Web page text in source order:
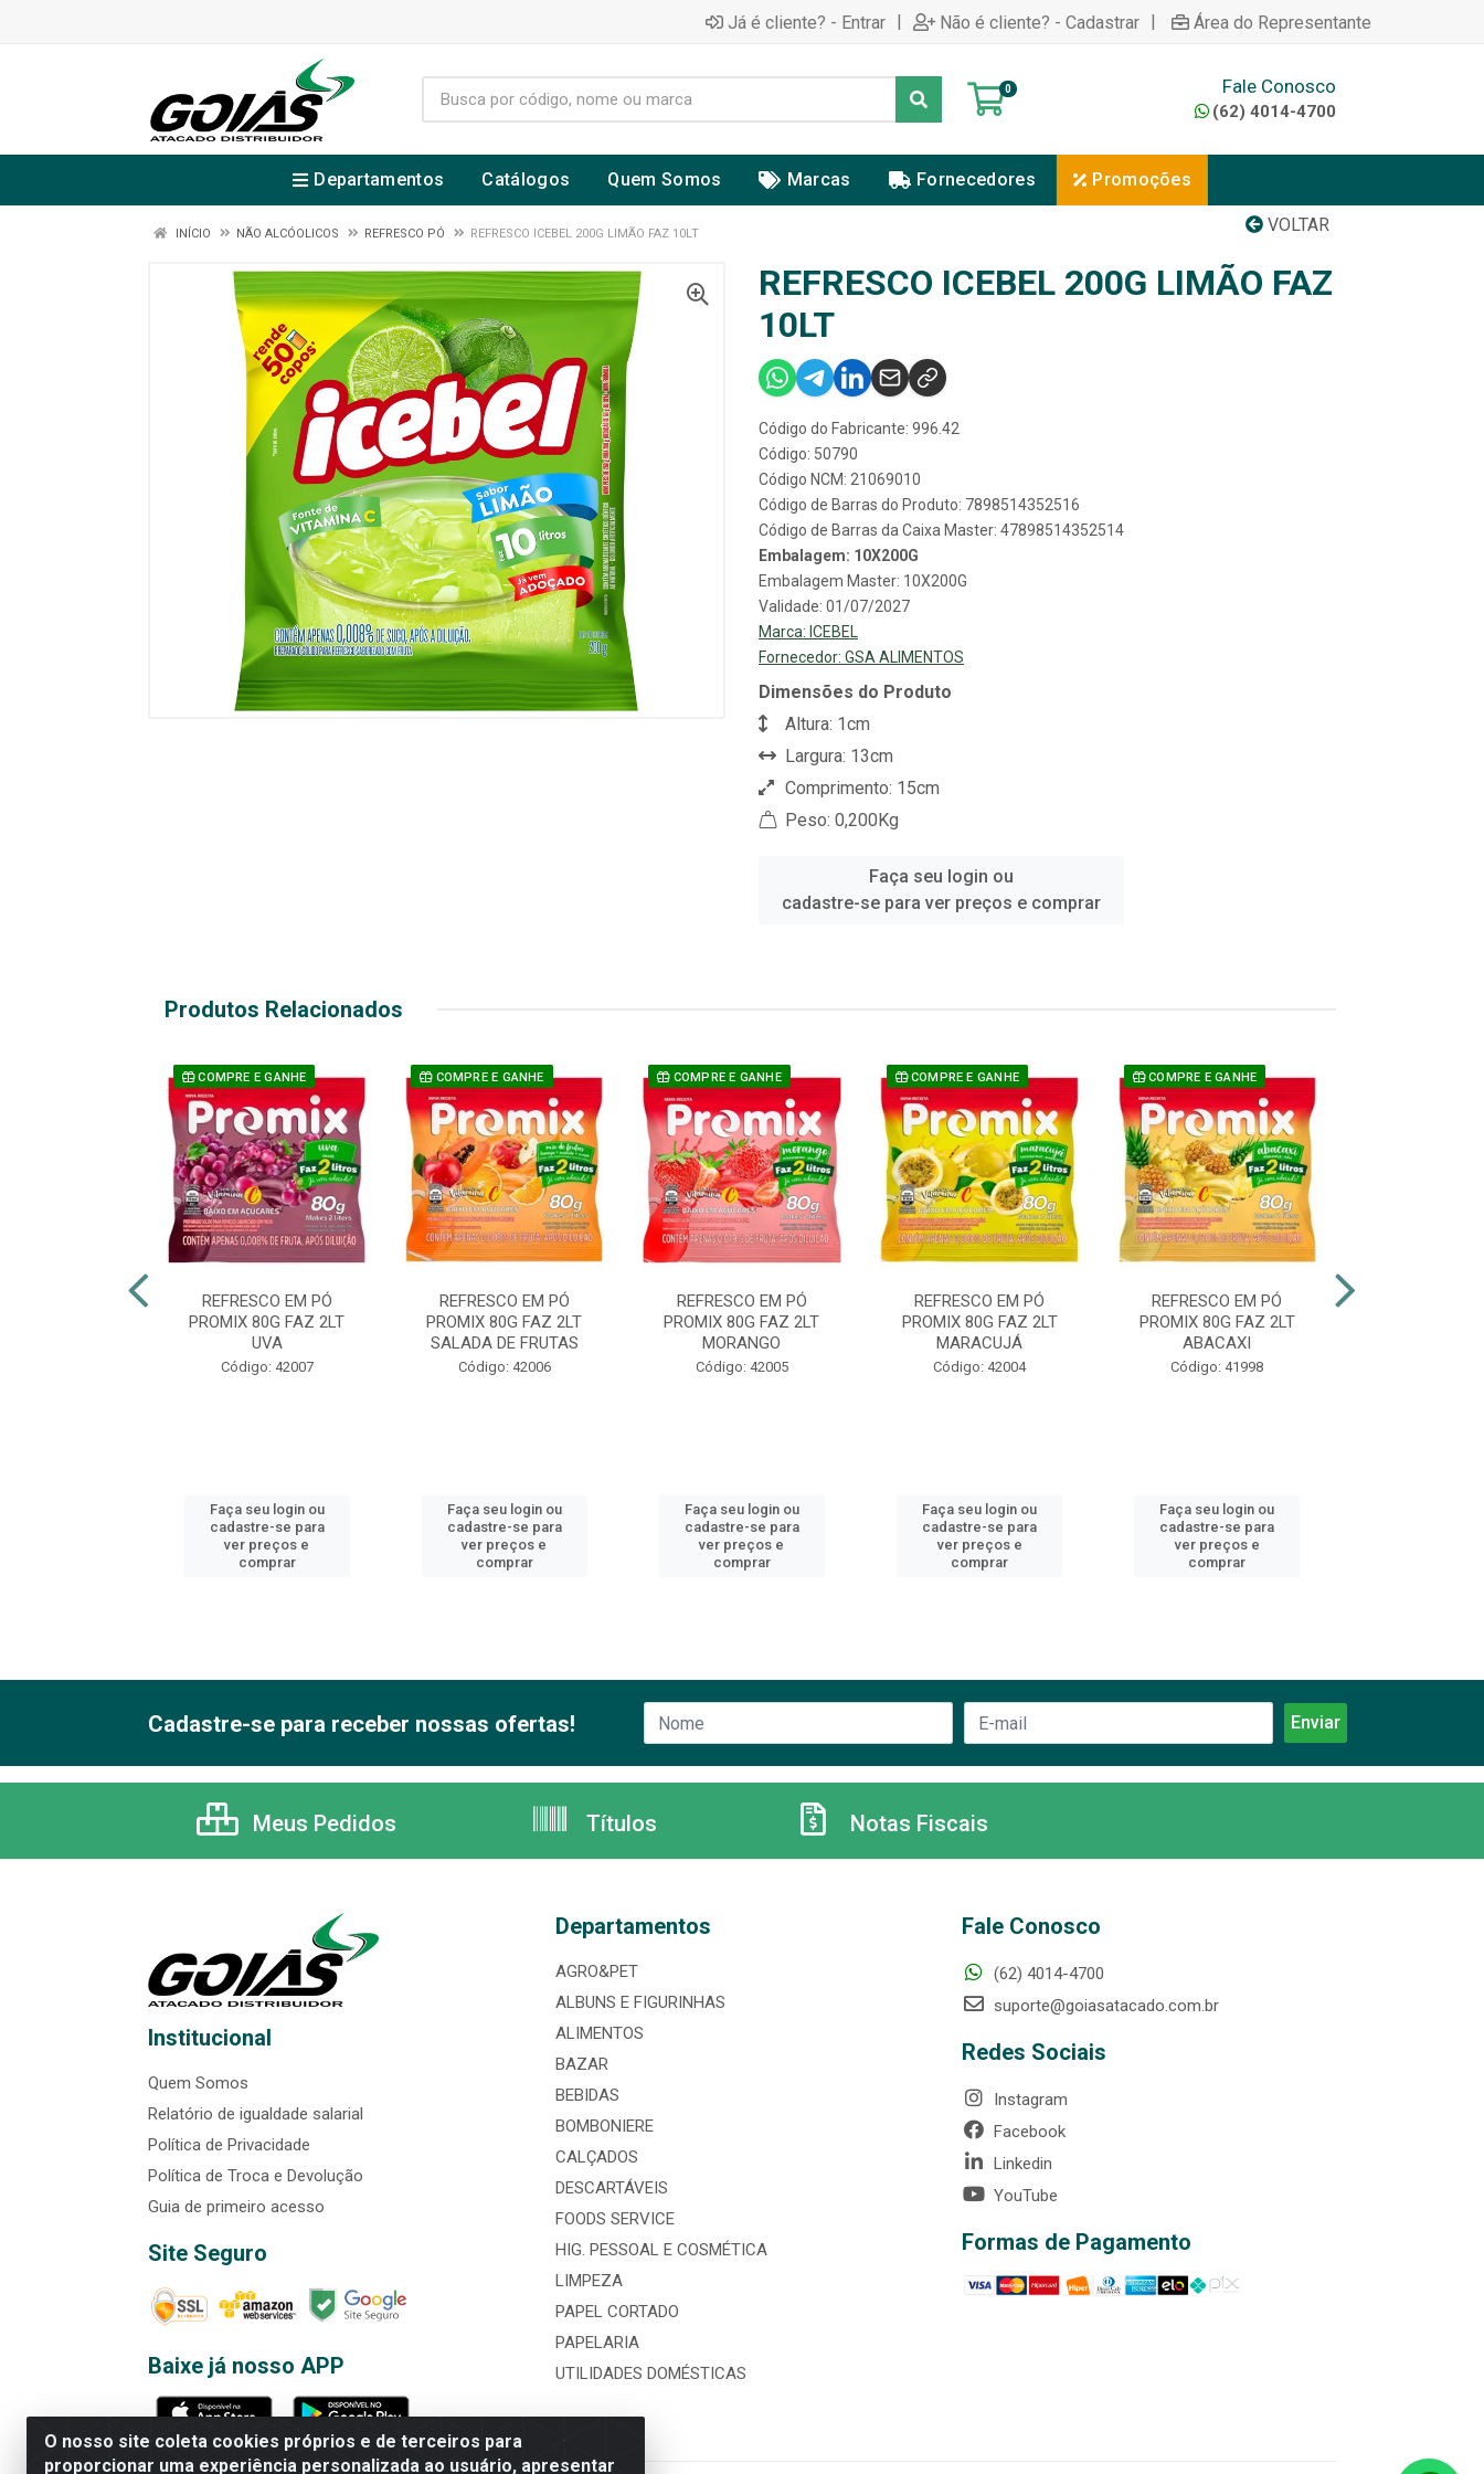
Já é cliente? - Entrar | Não é cliente? - Cadastrar | Área do Representante
0 Fale Conosco
(62) 4014-4700
Departamentos Catálogos Quem Somos Marcas Fornecedores Promoções
VOLTAR
INÍCIO NÃO ALCÓOLICOS REFRESCO PÓ REFRESCO ICEBEL 200G LIMÃO FAZ 10LT
REFRESCO ICEBEL 200G LIMÃO FAZ
10LT
Código do Fabricante: 996.42
Código: 50790
Código NCM: 21069010
Código de Barras do Produto: 7898514352516
Código de Barras da Caixa Master: 47898514352514
Embalagem: 10X200G
Embalagem Master: 10X200G
Validade: 01/07/2027
Marca: ICEBEL
Fornecedor: GSA ALIMENTOS
Dimensões do Produto
Altura: 1cm
Largura: 13cm
Comprimento: 15cm
Peso: 0,200Kg
Faça seu login ou
cadastre-se para ver preços e comprar
Produtos Relacionados
COMPRE E GANHE
REFRESCO EM PÓ
PROMIX 80G FAZ 2LT
UVA
Código: 42007
Faça seu login ou
cadastre-se para
ver preços e
comprar
COMPRE E GANHE
REFRESCO EM PÓ
PROMIX 80G FAZ 2LT
SALADA DE FRUTAS
Código: 42006
Faça seu login ou
cadastre-se para
ver preços e
comprar
COMPRE E GANHE
REFRESCO EM PÓ
PROMIX 80G FAZ 2LT
MORANGO
Código: 42005
Faça seu login ou
cadastre-se para
ver preços e
comprar
COMPRE E GANHE
REFRESCO EM PÓ
PROMIX 80G FAZ 2LT
MARACUJÁ
Código: 42004
Faça seu login ou
cadastre-se para
ver preços e
comprar
COMPRE E GANHE
REFRESCO EM PÓ
PROMIX 80G FAZ 2LT
ABACAXI
Código: 41998
Faça seu login ou
cadastre-se para
ver preços e
comprar
O nosso site coleta cookies próprios e de terceiros para
proporcionar uma experiência personalizada ao usuário, apresentar
Cadastre-se para receber nossas ofertas!
Meus Pedidos Títulos Notas Fiscais
Institucional
Quem Somos
Relatório de igualdade salarial
Política de Privacidade
Política de Troca e Devolução
Guia de primeiro acesso
Site Seguro
Baixe já nosso APP
Departamentos
AGRO&PET
ALBUNS E FIGURINHAS
ALIMENTOS
BAZAR
BEBIDAS
BOMBONIERE
CALÇADOS
DESCARTÁVEIS
FOODS SERVICE
HIG. PESSOAL E COSMÉTICA
LIMPEZA
PAPEL CORTADO
PAPELARIA
UTILIDADES DOMÉSTICAS
Fale Conosco
(62) 4014-4700
suporte@goiasatacado.com.br
Redes Sociais
Instagram
Facebook
Linkedin
YouTube
Formas de Pagamento